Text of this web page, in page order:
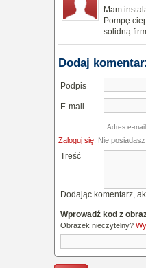
Mam
Pompę
solidną
Dodaj
Podpis
E-mail
Adres e-
Zaloguj się . Nie
Treść
Dodając komentarz,
Wprowadź kod z
Obrazek nieczytelny?